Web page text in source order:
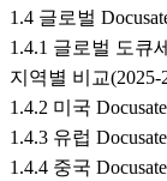
1.4 글로벌
1.4.1 글로벌 도큐
지역별 비교(2025-
1.4.2 미국
1.4.3 유럽
1.4.4 중국